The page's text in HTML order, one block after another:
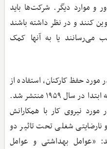
و موارد دیگر. شرکت‌ها باید
کنند و در نظر داشته باشند
می‌رسانند یا به آنها کمک
حفظ کارکنان، استفاده از
نظریه دوعاملی «هرزبرگ» است که ابتدا در سال ۱۹۵۹ منتشر شد.
مورد نیروی کار با همکارانش
نارضایتی شغلی تحت تاثیر دو
«عوامل بهداشتی و عوامل